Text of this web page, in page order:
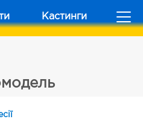
Кастинги